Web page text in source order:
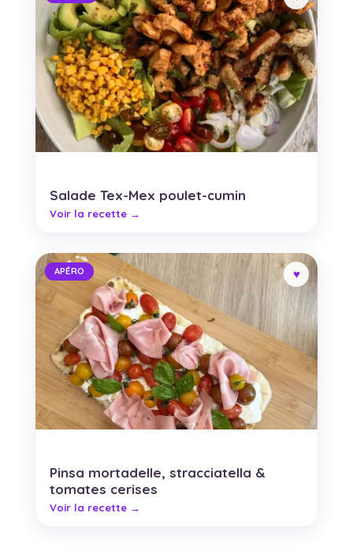
Salade Tex-Mex poulet-cumin
Pinsa mortadelle, stracciatella &
tomates cerises
APÉRO